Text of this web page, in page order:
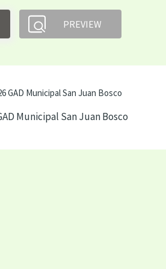
PREVIEW
GAD Municipal San Juan Bosco
Municipal San Juan Bosco